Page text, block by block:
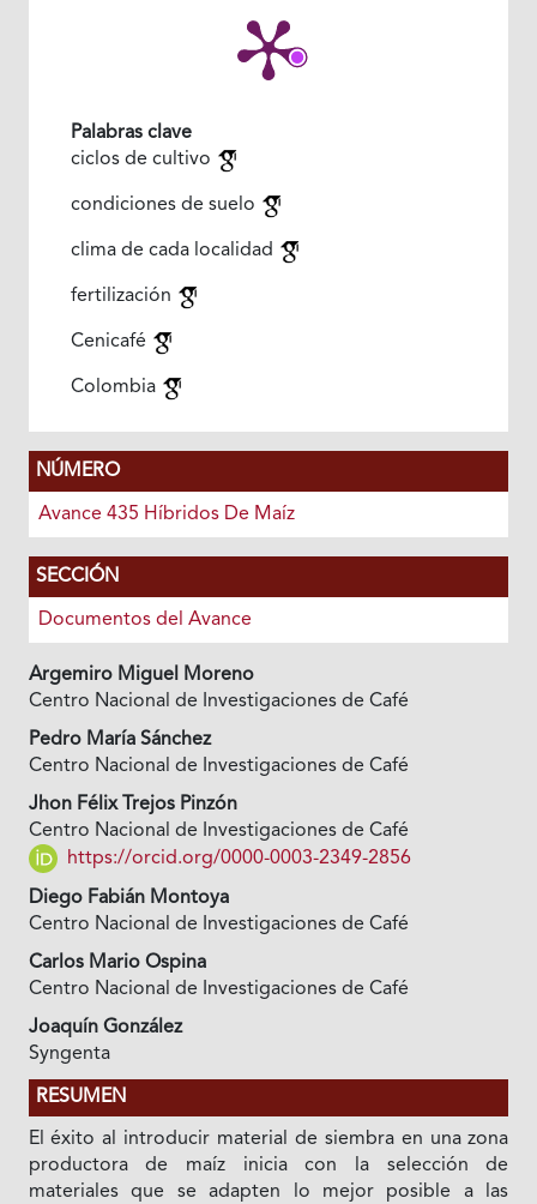
Palabras clave
ciclos de cultivo
condiciones de suelo
clima de cada localidad
fertilización
Cenicafé
Colombia
NÚMERO
Avance 435 Híbridos De Maíz
SECCIÓN
Documentos del Avance
Argemiro Miguel Moreno
Centro Nacional de Investigaciones de Café
Pedro María Sánchez
Centro Nacional de Investigaciones de Café
Jhon Félix Trejos Pinzón
Centro Nacional de Investigaciones de Café
https://orcid.org/0000-0003-2349-2856
Diego Fabián Montoya
Centro Nacional de Investigaciones de Café
Carlos Mario Ospina
Centro Nacional de Investigaciones de Café
Joaquín González
Syngenta
RESUMEN
El éxito al introducir material de siembra en una zona
productora de maíz inicia con la selección de
materiales que se adapten lo mejor posible a las